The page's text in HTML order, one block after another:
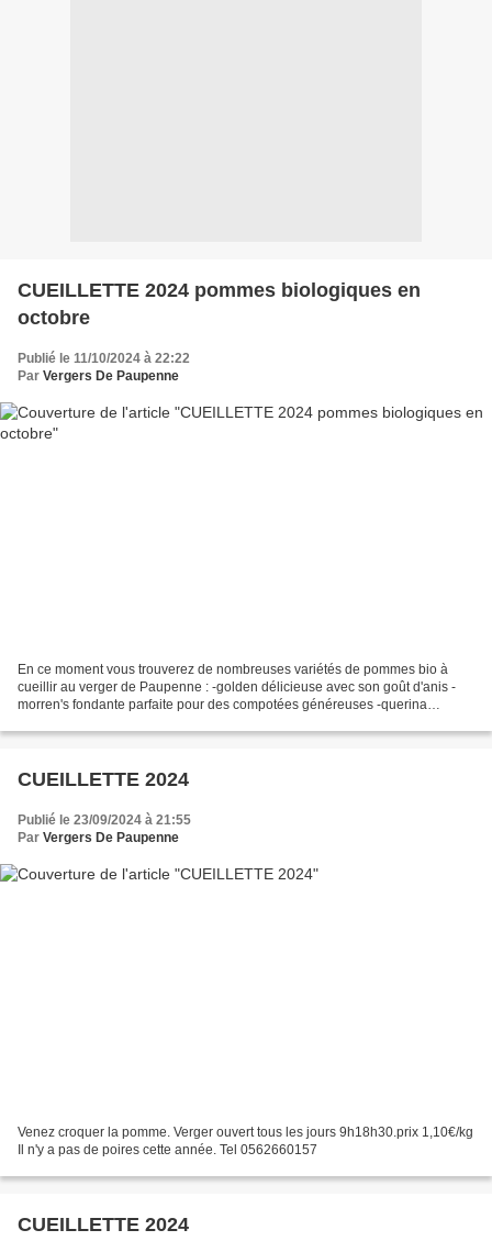
CUEILLETTE 2024 pommes biologiques en
octobre
Publié le 11/10/2024 à 22:22
Par Vergers De Paupenne
En ce moment vous trouverez de nombreuses variétés de pommes bio à
cueillir au verger de Paupenne : -golden délicieuse avec son goût d'anis -
morren's fondante parfaite pour des compotées généreuses -querina
CUEILLETTE 2024
Publié le 23/09/2024 à 21:55
Par Vergers De Paupenne
Venez croquer la pomme. Verger ouvert tous les jours 9h18h30.prix 1,10€/kg
Il n'y a pas de poires cette année. Tel 0562660157
CUEILLETTE 2024